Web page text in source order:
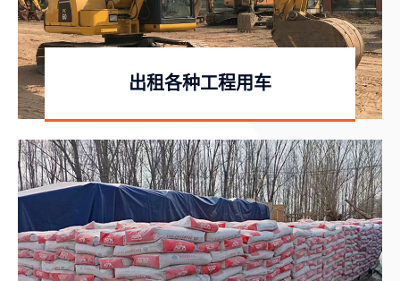
出租各种工程用车